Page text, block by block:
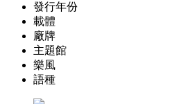
發行年份
載體
廠牌
主題館
樂風
語種